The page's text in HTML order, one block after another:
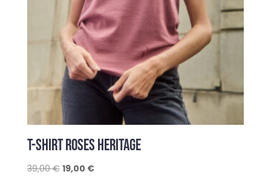
T-SHIRT ROSES HERITAGE
39,00€ Le
19,00 €Le